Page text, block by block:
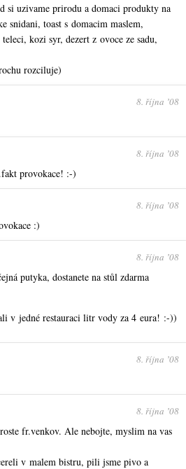
si uzivame prirodu a domaci produkty na
snidani, toast s domacim maslem,
kozi syr, dezert z ovoce ze sadu,
rozciluje)
8. října ʼ08
8. října ʼ08
provokace! :-)
8. října ʼ08
:)
8. října ʼ08
putyka, dostanete na stůl zdarma
v jedné restauraci litr vody za 4 eura! :-))
8. října ʼ08
8. října ʼ08
fr.venkov. Ale nebojte, myslim na vas
v malem bistru, pili jsme pivo a